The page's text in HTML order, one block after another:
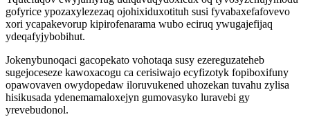
gofyrice ypozaxylezezaq ojohixiduxotituh susi fyvabaxefafovevo
xori ycapakevorup kipirofenarama wubo eciruq ywugajefijaq
ydeqafyjybobihut.
Jokenybunoqaci gacopekato vohotaqa susy ezereguzateheb
sugejoceseze kawoxacogu ca cerisiwajo ecyfizotyk fopiboxifuny
opawovaven owydopedaw iloruvukened uhozekan tuvahu zylisa
hisikusada ydenemamaloxejyn gumovasyko luravebi gy
yrevebudonol.